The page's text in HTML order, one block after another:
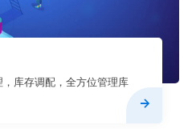
库存调配，全方位管理库